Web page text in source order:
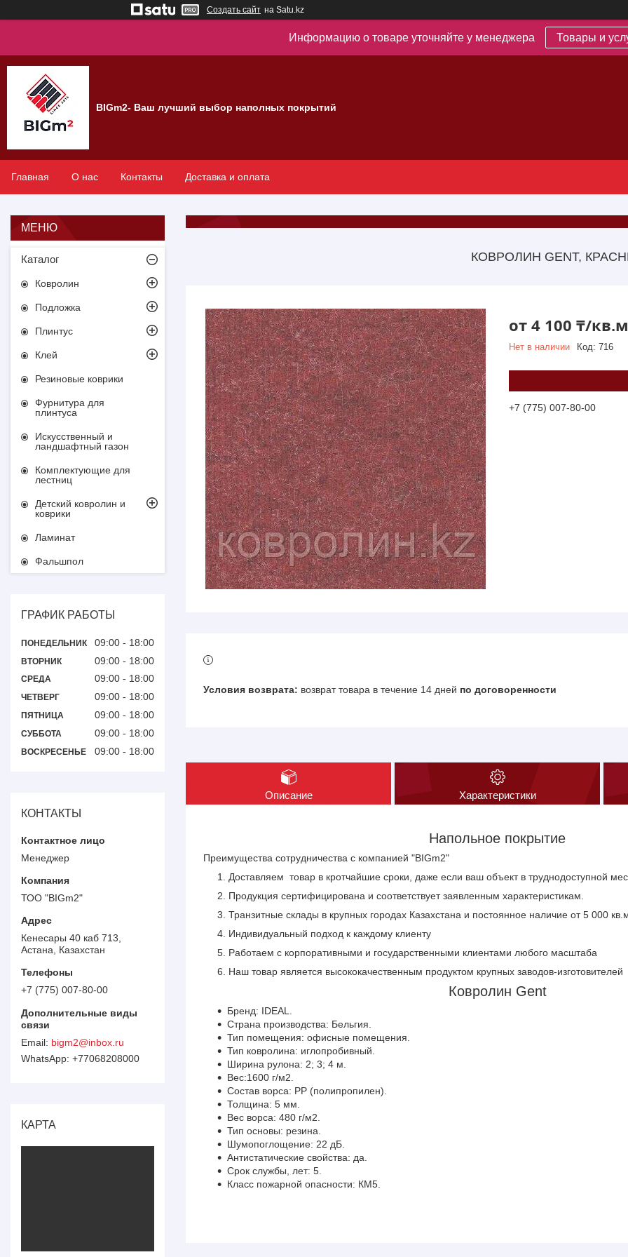
Создать сайт на Satu.kz
Информацию о товаре уточняйте у менеджера Товары и
BIGm2- Ваш лучший выбор наполных покрытий
Главная О нас Контакты Доставка и оплата
КОВРОЛИН GENT,
от 4 100 ₸/кв.м
Нет в наличии Код: 716
+7 (775) 007-80-00
возврат товара в течение 14 дней по договоренности
Описание Характеристики
Напольное покрытие
Преимущества сотрудничества с компанией "BIGm2"
Доставляем товар в кротчайшие сроки, даже если ваш объект в труднодоступной
Продукция сертифицирована и соответствует заявленным характеристикам.
Транзитные склады в крупных городах Казахстана и постоянное наличие от 5 000
Индивидуальный подход к каждому клиенту
Работаем с корпоративными и государственными клиентами любого масштаба
Наш товар является высококачественным продуктом крупных заводов-изготовителей
Ковролин Gent
Бренд: IDEAL.
Страна производства: Бельгия.
Тип помещения: офисные помещения.
Тип ковролина: иглопробивный.
Ширина рулона: 2; 3; 4 м.
Вес:1600 г/м2.
Состав ворса: PP (полипропилен).
Толщина: 5 мм.
Вес ворса: 480 г/м2.
Тип основы: резина.
Шумопоглощение: 22 дБ.
Антистатические свойства: да.
Срок службы, лет: 5.
Класс пожарной опасности: КМ5.
Каталог
Ковролин
Подложка
Плинтус
Клей
Резиновые коврики
Фурнитура для
плинтуса
Искусственный и
ландшафтный газон
Комплектующие для
лестниц
Детский ковролин и
коврики
Ламинат
Фальшпол
ГРАФИК РАБОТЫ
ПОНЕДЕЛЬНИК 09:00 18:00
ВТОРНИК 09:00 18:00
СРЕДА 09:00 18:00
ЧЕТВЕРГ 09:00 18:00
ПЯТНИЦА 09:00 18:00
СУББОТА 09:00 18:00
ВОСКРЕСЕНЬЕ 09:00 18:00
КОНТАКТЫ
Менеджер
ТОО "BIGm2"
Кенесары 40 каб 713,
Астана, Казахстан
+7 (775) 007-80-00
bigm2@inbox.ru
+77068208000
КАРТА